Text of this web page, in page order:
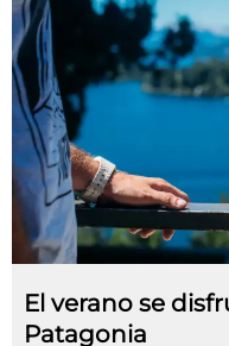
El verano se
Patagonia